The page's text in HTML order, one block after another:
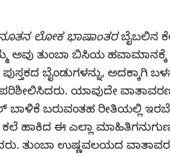
ಲೋಕ ಭಾಷಾಂತರಬೈಬಲಿನ
ಅವು ತುಂಬಾ ಬಿಸಿಯ ಹವಾಮಾನಕ್ಕೆ
ಬೈಂಡುಗಳನ್ನು, ಅದಕ್ಕಾಗಿ
ಯಾವುದೇ
ಬರುವಂತಹ ರೀತಿಯಲ್ಲಿ
ಕಲೆ ಹಾಕಿದ ಈ ಎಲ್ಲಾ
ತುಂಬಾ ಉಷ್ಣವಲಯದ